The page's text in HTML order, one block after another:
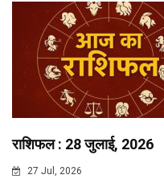
राशिफल : 28 जुलाई, 2026
27 Jul, 2026